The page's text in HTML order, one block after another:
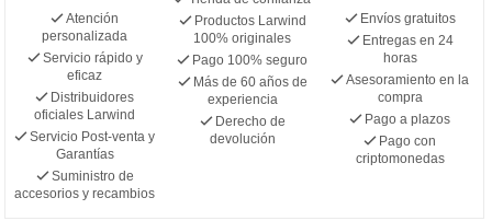
Atención
personalizada
Servicio rápido y
eficaz
Distribuidores
oficiales Larwind
Servicio Post-venta y
Garantías
Suministro de
accesorios y recambios
Productos Larwind
100% originales
Pago 100% seguro
Más de 60 años de
experiencia
Derecho de
devolución
Envíos gratuitos
Entregas en 24
horas
Asesoramiento en la
compra
Pago a plazos
Pago con
criptomonedas